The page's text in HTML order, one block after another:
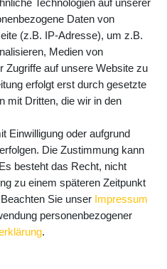
und zzgl. Service- und
- Keine Angebote
ich dieDaten­schutz­erklärung
Technologien auf unserer
Daten von
(z.B. IP-Adresse), um z.B.
Medien von
Zugriffe auf unsere Website zu
erfolgt erst durch gesetzte
mit Dritten, die wir in den
Einwilligung oder aufgrund
Die Zustimmung kann
besteht das Recht, nicht
zu einem späteren Zeitpunkt
Sie unser Impressum
personenbezogener
.